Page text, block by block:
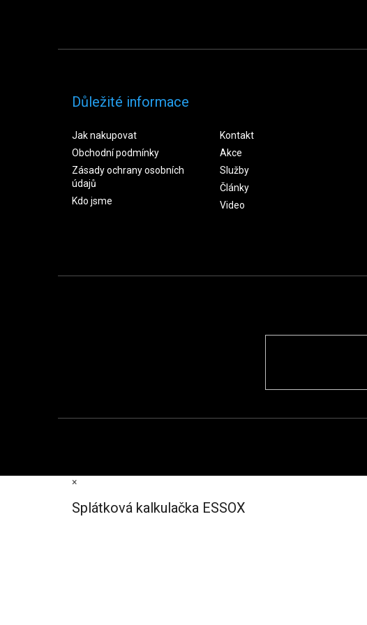
Důležité informace
Jak nakupovat
Obchodní podmínky
Zásady ochrany osobních
údajů
Kdo jsme
Kontakt
Akce
Služby
Články
Video
×
Splátková kalkulačka ESSOX